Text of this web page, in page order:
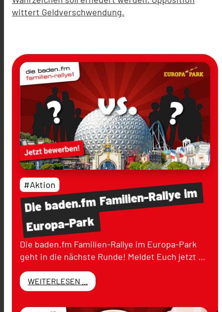
wittert Geldverschwendung.
Diebaden.fmFamilien-Rallyeim
Europa-Park
#Aktion
Die baden.fm Familien-Rallye im Europa-Park
geht in die nächste Runde! Meldet Euch jetzt …
WEITERLESEN ...